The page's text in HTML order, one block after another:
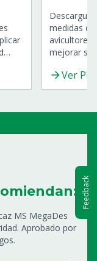
Descargue
medidas
avicultores
mejorar su
en sus
Ver
MS MegaDes
Aprobado por
Feedback